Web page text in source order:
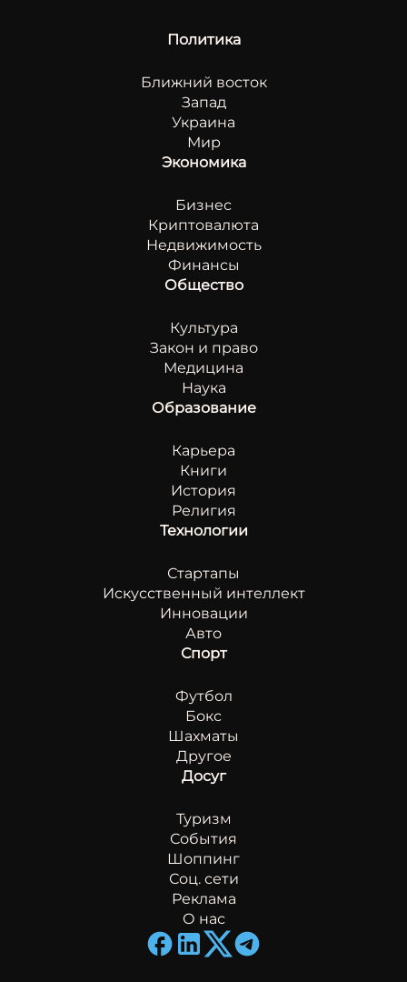
Политика
Ближний восток
Запад
Украина
Мир
Экономика
Бизнес
Криптовалюта
Недвижимость
Финансы
Общество
Культура
Закон и право
Медицина
Наука
Образование
Карьера
Книги
История
Религия
Технологии
Стартапы
Искусственный интеллект
Инновации
Авто
Спорт
Футбол
Бокс
Шахматы
Другое
Досуг
Туризм
События
Шоппинг
Соц. сети
Реклама
О нас